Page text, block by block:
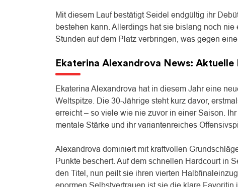
Mit diesem Lauf bestätigt Seidel endgültig ihr
bestehen kann. Allerdings hat sie bislang noch
Stunden auf dem Platz verbringen, was gegen
Ekaterina Alexandrova News: Aktuelle
Ekaterina Alexandrova hat in diesem Jahr eine
Weltspitze. Die 30-Jährige steht kurz davor,
erreicht – so viele wie nie zuvor in einer Saison.
mentale Stärke und ihr variantenreiches
Alexandrova dominiert mit kraftvollen
Punkte beschert. Auf dem schnellen Hardcourt in
den Titel, nun peilt sie ihren vierten
enormen Selbstvertrauen ist sie die klare Favoritin